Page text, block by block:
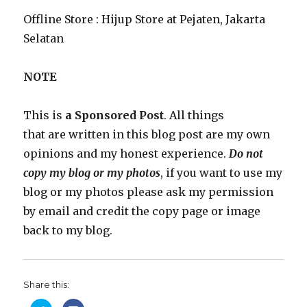
Offline Store : Hijup Store at Pejaten, Jakarta
Selatan
NOTE
This is a Sponsored Post. All things
that are written in this blog post are my own
opinions and my honest experience. Do not
copy my blog or my photos, if you want to use my
blog or my photos please ask my permission
by email and credit the copy page or image
back to my blog.
Share this: